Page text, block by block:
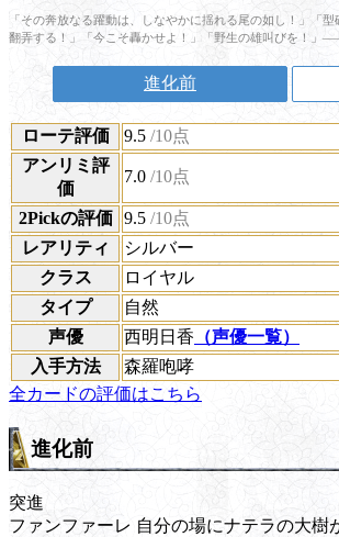
「その奔放なる躍動は、しなやかに揺れる尾の如し！」「型
翻弄する！」「今こそ轟かせよ！」「野生の雄叫びを！」
進化前
ローテ評価 9.5 /10点
アンリミ評
価
7.0 /10点
2Pickの評価 9.5 /10点
レアリティ
シルバー
クラス
ロイヤル
タイプ
自然
声優
西明日香 （声優一覧）
入手方法
森羅咆哮
全カードの評価はこちら
進化前
突進
ファンファーレ 自分の場にナテラの大樹